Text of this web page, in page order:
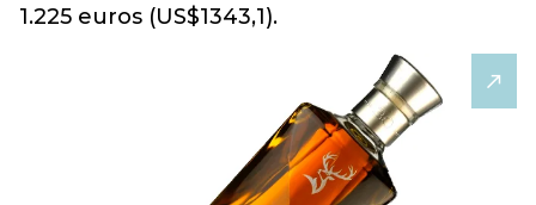
1.225 euros (US$1343,1).